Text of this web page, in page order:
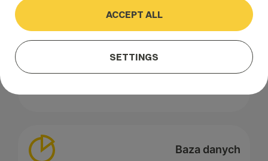
Apache Kafka to otwartoźródłowa platforma do
przesyłania danych w czasie rzeczywistym,
zaprojektowana do przetwarzania ogromnych ilości
Baza danych
ACCEPT ALL
SETTINGS